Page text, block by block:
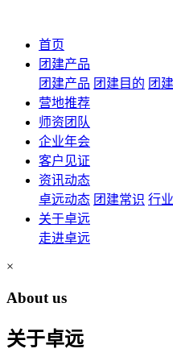
首页
团建产品
团建产品 团建目的 团
营地推荐
师资团队
企业年会
客户见证
资讯动态
卓远动态 团建常识 行
关于卓远
走进卓远
×
About us
关于卓远